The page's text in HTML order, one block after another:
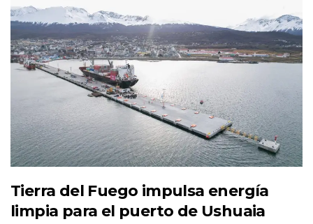
Tierra del Fuego impulsa energía
limpia para el puerto de Ushuaia